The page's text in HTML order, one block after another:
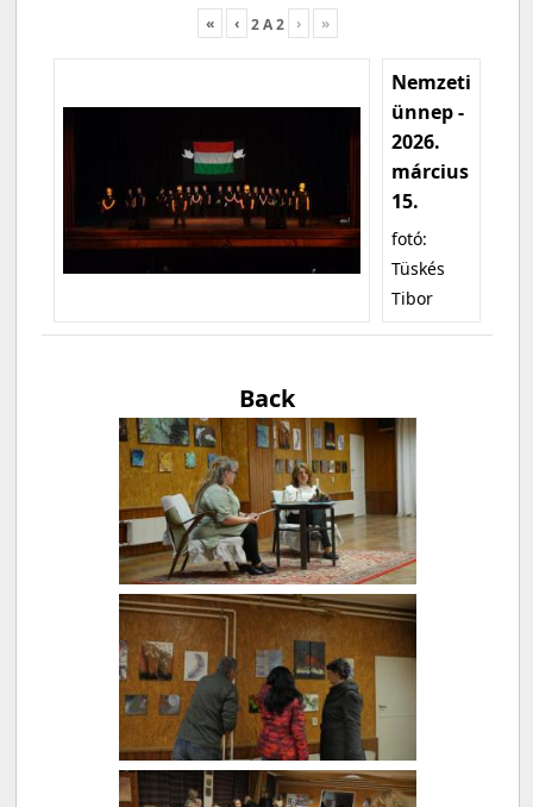
« ‹ 2A2 › »
Nemzeti
ünnep -
2026.
március
15.
fotó:
Tüskés
Tibor
Back